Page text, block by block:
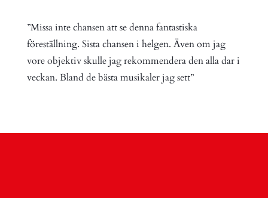
”Missa inte chansen att se denna fantastiska
föreställning. Sista chansen i helgen. Även om jag
vore objektiv skulle jag rekommendera den alla dar i
veckan. Bland de bästa musikaler jag sett”